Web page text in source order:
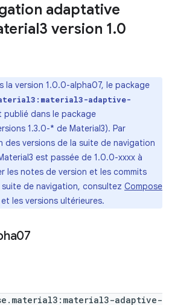
adaptative
version 1.0
la version 1.0.0-alpha07, le package
adaptive-
publié dans le package
1.3.0-* de Material3). Par
des versions de la suite de navigation
est passée de 1.0.0-xxxx à
les notes de version et les commits
de navigation, consultez Compose
et les versions ultérieures.
adaptive-